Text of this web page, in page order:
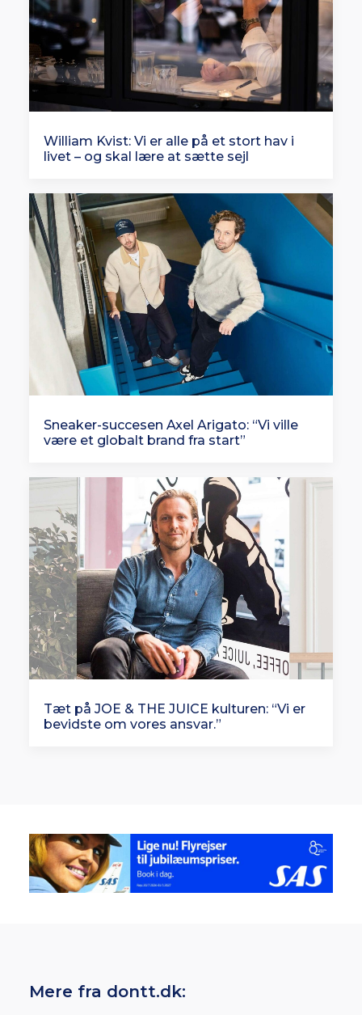
William Kvist: Vi er alle på et stort hav i
livet – og skal lære at sætte sejl
Sneaker-succesen Axel Arigato: “Vi ville
være et globalt brand fra start”
Tæt på JOE & THE JUICE kulturen: “Vi er
bevidste om vores ansvar.”
Mere fra dontt.dk: